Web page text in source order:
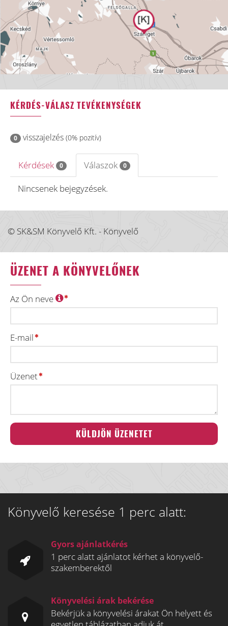
KÉRDÉS-VÁLASZ TEVÉKENYSÉGEK
0 visszajelzés (0% pozitív)
Kérdések 0 Válaszok 0
Nincsenek bejegyzések.
© SK&SM Könyvelő Kft. - Könyvelő
ÜZENET A KÖNYVELŐNEK
Az Ön neve
E-mail
Üzenet
Könyvelő keresése 1 perc alatt:
Gyors ajánlatkérés
1 perc alatt ajánlatot kérhet a könyvelő-
szakemberektől
Könyvelési árak bekérése
Bekérjük a könyvelési árakat Ön helyett és